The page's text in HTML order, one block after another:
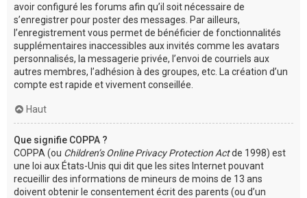
avoir configuré les forums afin qu’il soit nécessaire de
s’enregistrer pour poster des messages. Par ailleurs,
l’enregistrement vous permet de bénéficier de fonctionnalités
supplémentaires inaccessibles aux invités comme les avatars
personnalisés, la messagerie privée, l’envoi de courriels aux
autres membres, l’adhésion à des groupes, etc. La création d’un
compte est rapide et vivement conseillée.
Haut
Que signifie COPPA ?
COPPA (ou Children’s Online Privacy Protection Actde 1998) est
une loi aux États-Unis qui dit que les sites Internet pouvant
recueillir des informations de mineurs de moins de 13 ans
doivent obtenir le consentement écrit des parents (ou d’un